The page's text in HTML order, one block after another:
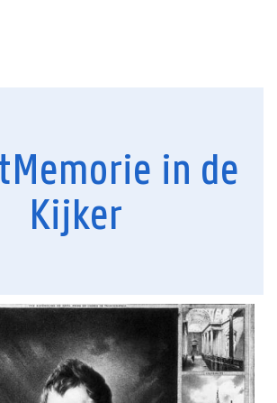
in de
Kijker